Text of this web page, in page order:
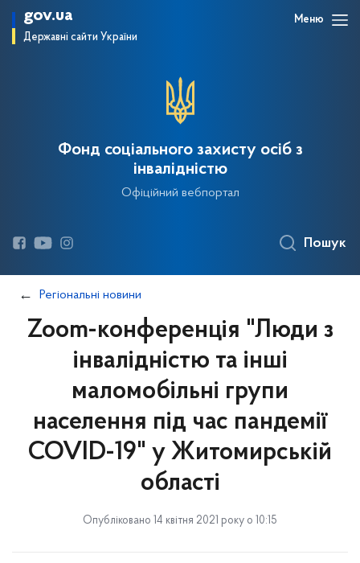
gov.ua
Державні сайти України
Меню
Фонд соціального захисту осіб з
інвалідністю
Офіційний вебпортал
Пошук
Регіональні новини
Zoom-конференція "Люди з
інвалідністю та інші
маломобільні групи
населення під час пандемії
COVID-19" у Житомирській
області
Опубліковано 14 квітня 2021 року о 10:15